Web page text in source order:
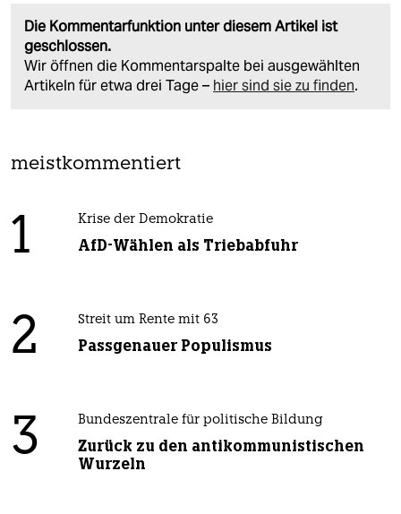
Die Kommentarfunktion unter diesem Artikel ist
geschlossen.
Wir öffnen die Kommentarspalte bei ausgewählten
Artikeln für etwa drei Tage – hier sind sie zu finden.
meistkommentiert
1 Krise der Demokratie
AfD-Wählen als Triebabfuhr
2 Streit um Rente mit 63
Passgenauer Populismus
3 Bundeszentrale für politische Bildung
Zurück zu den antikommunistischen
Wurzeln